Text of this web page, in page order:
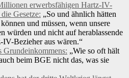
erwerbsfähigen Hartz-IV-
Gesetze: „So und ähnlich hätten
und müssen, wenn unsere
würden und nicht auf herablassende
Bezieher aus wären.“
Grundeinkommens: „Wie so oft hält
beim BGE nicht das, was sie